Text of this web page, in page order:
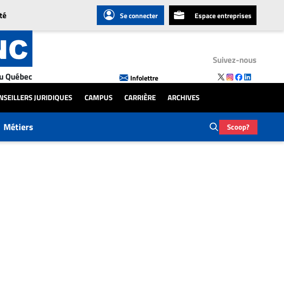
Se connecter Espace entreprises
Québec Infolettre
Suivez-nous
JURIDIQUES CAMPUS CARRIÈRE ARCHIVES
Métiers Scoop?